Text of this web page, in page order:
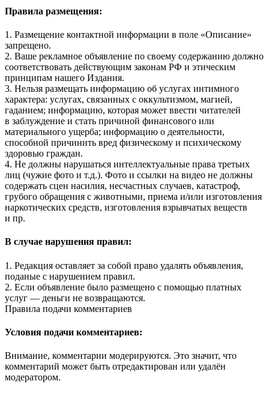
Правила размещения:
1. Размещение контактной информации в поле «Описание»
запрещено.
2. Ваше рекламное объявление по своему содержанию должно
соответствовать действующим законам РФ и этическим
принципам нашего Издания.
3. Нельзя размещать информацию об услугах интимного
характера: услугах, связанных с оккультизмом, магией,
гаданием; информацию, которая может ввести читателей
в заблуждение и стать причиной финансового или
материального ущерба; информацию о деятельности,
способной причинить вред физическому и психическому
здоровью граждан.
4. Не должны нарушаться интеллектуальные права третьих
лиц (чужие фото и т.д.). Фото и ссылки на видео не должны
содержать сцен насилия, несчастных случаев, катастроф,
грубого обращения с животными, приема и/или изготовления
наркотических средств, изготовления взрывчатых веществ
и пр.
В случае нарушения правил:
1. Редакция оставляет за собой право удалять объявления,
поданые с нарушением правил.
2. Если объявление было размещено с помощью платных
услуг — деньги не возвращаются.
Правила подачи комментариев
Условия подачи комментариев:
Внимание, комментарии модерируются. Это значит, что
комментарий может быть отредактирован или удалён
модератором.